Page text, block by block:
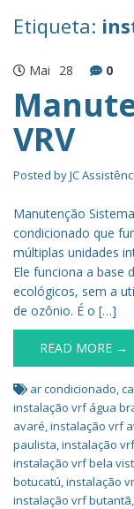
Etiqueta:
Mai 28 0
VRV
Posted byJC
Manutenção
condicionado que
múltiplas unidades
Ele funciona a base
ecológicos, sem a
de ozônio. É o […]
READ MORE →
ar condicionado,
instalação vrf água
avaré,instalação vrf
paulista,instalação
instalação vrf bela
botucatú,instalação
instalação vrf butantã,